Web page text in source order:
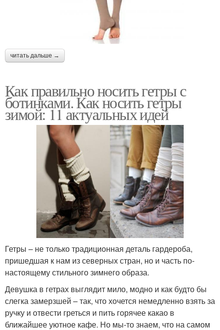
читать дальше →
Как правильно носить гетры с
ботинками. Как носить гетры
зимой: 11 актуальных идей
Гетры – не только традиционная деталь гардероба,
пришедшая к нам из северных стран, но и часть по-
настоящему стильного зимнего образа.
Девушка в гетрах выглядит мило, модно и как будто бы
слегка замерзшей – так, что хочется немедленно взять за
ручку и отвести греться и пить горячее какао в
ближайшее уютное кафе. Но мы-то знаем, что на самом